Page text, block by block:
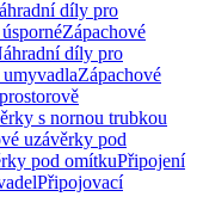
díly pro
Zápachové
díly pro
Zápachové
s nornou trubkou
uzávěrky pod
pod omítkuPřipojení
Připojovací